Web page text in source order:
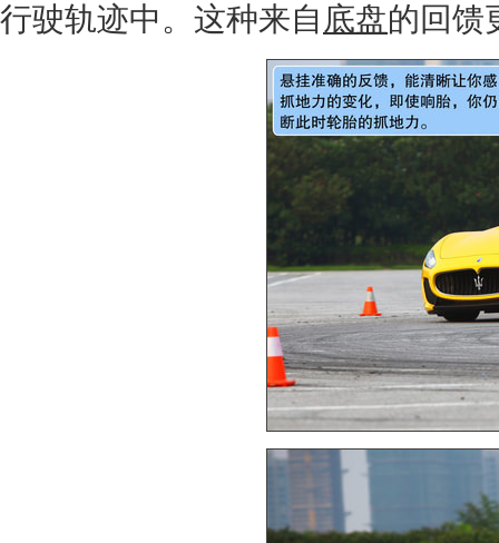
行驶轨迹中。这种来自 底盘的回馈